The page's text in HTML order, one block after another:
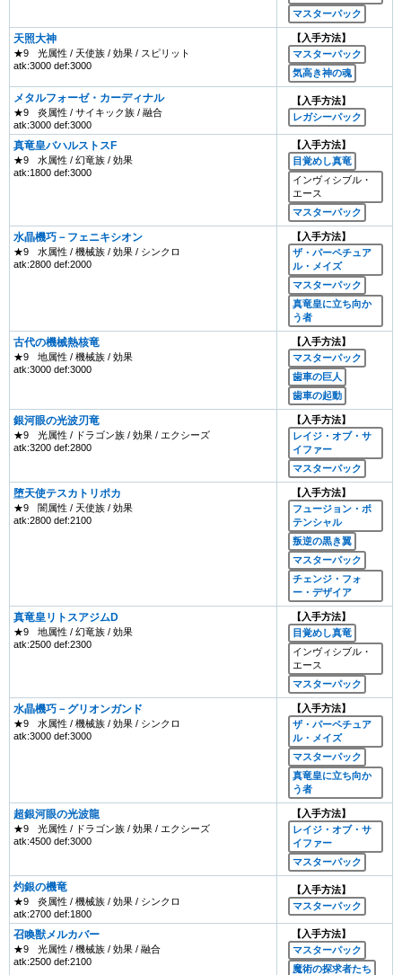
マスターパック
天照大神
★9
光属性 / 天使族 / 効果 / スピリット
atk:3000 def:3000
【入手方法】
マスターパック
気高き神の魂
メタルフォーゼ・カーディナル
★9
炎属性 / サイキック族 / 融合
atk:3000 def:3000
【入手方法】
レガシーパック
真竜皇バハルストスF
★9
水属性 / 幻竜族 / 効果
atk:1800 def:3000
【入手方法】
目覚めし真竜
インヴィシブル・
エース
マスターパック
水晶機巧－フェニキシオン
★9
水属性 / 機械族 / 効果 / シンクロ
atk:2800 def:2000
【入手方法】
ザ・パーペチュア
ル・メイズ
マスターパック
真竜皇に立ち向か
う者
古代の機械熱核竜
★9
地属性 / 機械族 / 効果
atk:3000 def:3000
【入手方法】
マスターパック
歯車の巨人
歯車の起動
銀河眼の光波刃竜
★9
光属性 / ドラゴン族 / 効果 / エクシーズ
atk:3200 def:2800
【入手方法】
レイジ・オブ・サ
イファー
マスターパック
堕天使テスカトリポカ
★9
闇属性 / 天使族 / 効果
atk:2800 def:2100
【入手方法】
フュージョン・ポ
テンシャル
叛逆の黒き翼
マスターパック
チェンジ・フォ
ー・デザイア
真竜皇リトスアジムD
★9
地属性 / 幻竜族 / 効果
atk:2500 def:2300
【入手方法】
目覚めし真竜
インヴィシブル・
エース
マスターパック
水晶機巧－グリオンガンド
★9
水属性 / 機械族 / 効果 / シンクロ
atk:3000 def:3000
【入手方法】
ザ・パーペチュア
ル・メイズ
マスターパック
真竜皇に立ち向か
う者
超銀河眼の光波龍
★9
光属性 / ドラゴン族 / 効果 / エクシーズ
atk:4500 def:3000
【入手方法】
レイジ・オブ・サ
イファー
マスターパック
灼銀の機竜
★9
炎属性 / 機械族 / 効果 / シンクロ
atk:2700 def:1800
【入手方法】
マスターパック
召喚獣メルカバー
★9
光属性 / 機械族 / 効果 / 融合
atk:2500 def:2100
【入手方法】
マスターパック
魔術の探求者たち